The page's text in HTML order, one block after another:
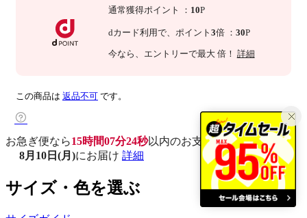
通常獲得ポイント ： 10P
dカード利用で、 ポイント 3倍 ： 30P
今なら 、エントリーで最大 倍！ 詳細
この商品は 返品不可 です。
お急ぎ便なら15時間07分23秒以内のお支払いで
8月10日(月)にお届け 詳細
サイズ・色を選ぶ